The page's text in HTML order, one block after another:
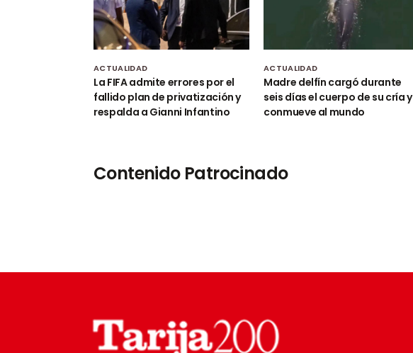
ACTUALIDAD
La FIFA admite errores por el
fallido plan de privatización y
respalda a Gianni Infantino
ACTUALIDAD
Madre delfín cargó durante
seis días el cuerpo de su cría y
conmueve al mundo
Contenido Patrocinado